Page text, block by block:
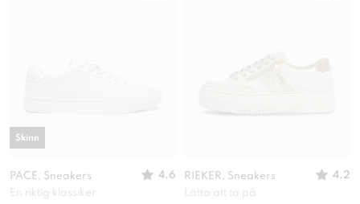
PACE, Sneakers
4.6
En riktig klassiker
Skinn
RIEKER, Sneakers
4.2
Lätta att ta på